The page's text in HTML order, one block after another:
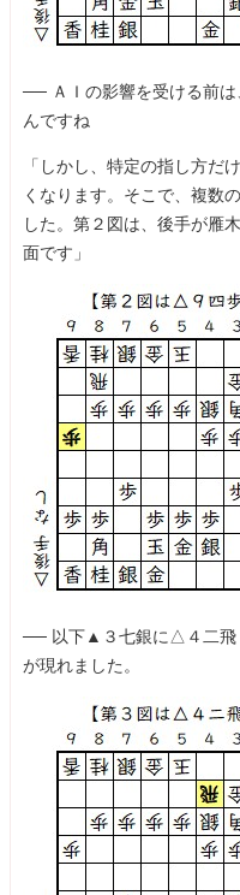
── ＡＩの影響を受ける前
んですね
「しかし、特定の指し方だ
くなります。そこで、複数
した。第２図は、後手が雁
面です」
── 以下▲３七銀に△４二飛
が現れました。